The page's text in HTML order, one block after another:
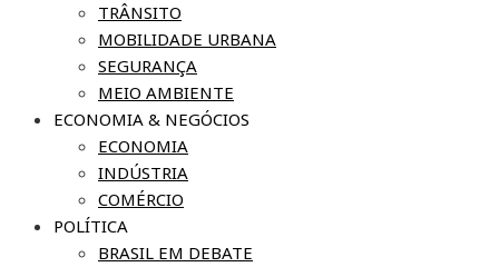
TRÂNSITO
MOBILIDADE URBANA
SEGURANÇA
MEIO AMBIENTE
ECONOMIA & NEGÓCIOS
ECONOMIA
INDÚSTRIA
COMÉRCIO
POLÍTICA
BRASIL EM DEBATE